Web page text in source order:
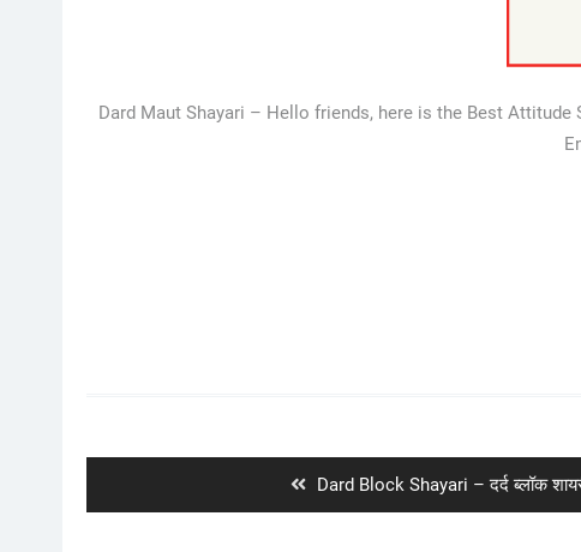
Dard Maut Shayari – Hello friends, here is the Best
Previous
post:
Dard Block Shayari – दर्द ब्लॉक